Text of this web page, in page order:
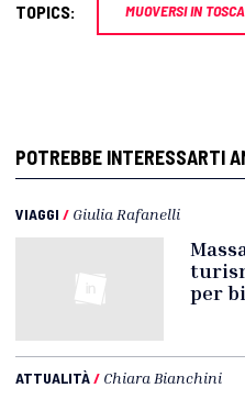
TOPICS: MUOVERSI IN
POTREBBE INTERESSARTI
VIAGGI / Giulia Rafanelli
per
ATTUALITÀ/ Chiara Bianchini